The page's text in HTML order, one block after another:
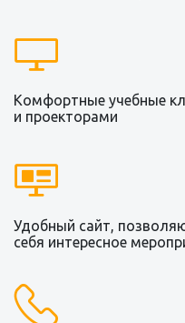
Комфортные учебные
и проекторами
Удобный сайт,
себя интересное